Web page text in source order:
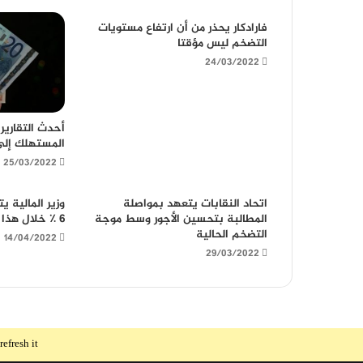
فارادكار يحذر من أن ارتفاع مستويات
التضخم ليس مؤقتا
24/03/2022
أحدث
المستهلك
25/03/2022
اتحاد النقابات يتعهد بمواصلة
المطالبة بتحسين الأجور وسط موجة
التضخم الحالية
29/03/2022
وزير
6 ٪ خلال هذا العام
14/04/2022
it.